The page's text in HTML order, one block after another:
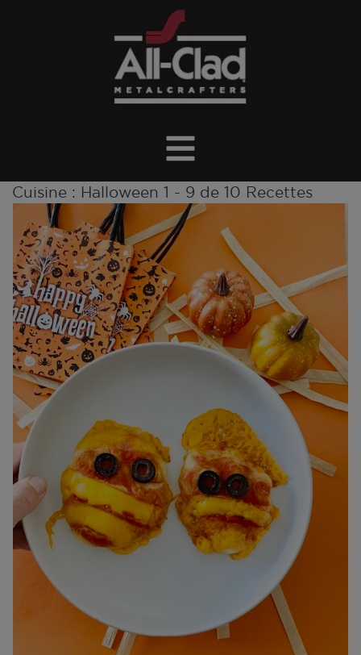
Cuisine : Halloween 1 - 9 de 10 Recettes